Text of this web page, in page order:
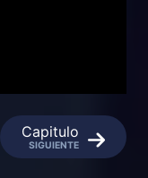
Capitulo
SIGUIENTE